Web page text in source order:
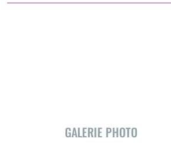
GALERIE PHOTO